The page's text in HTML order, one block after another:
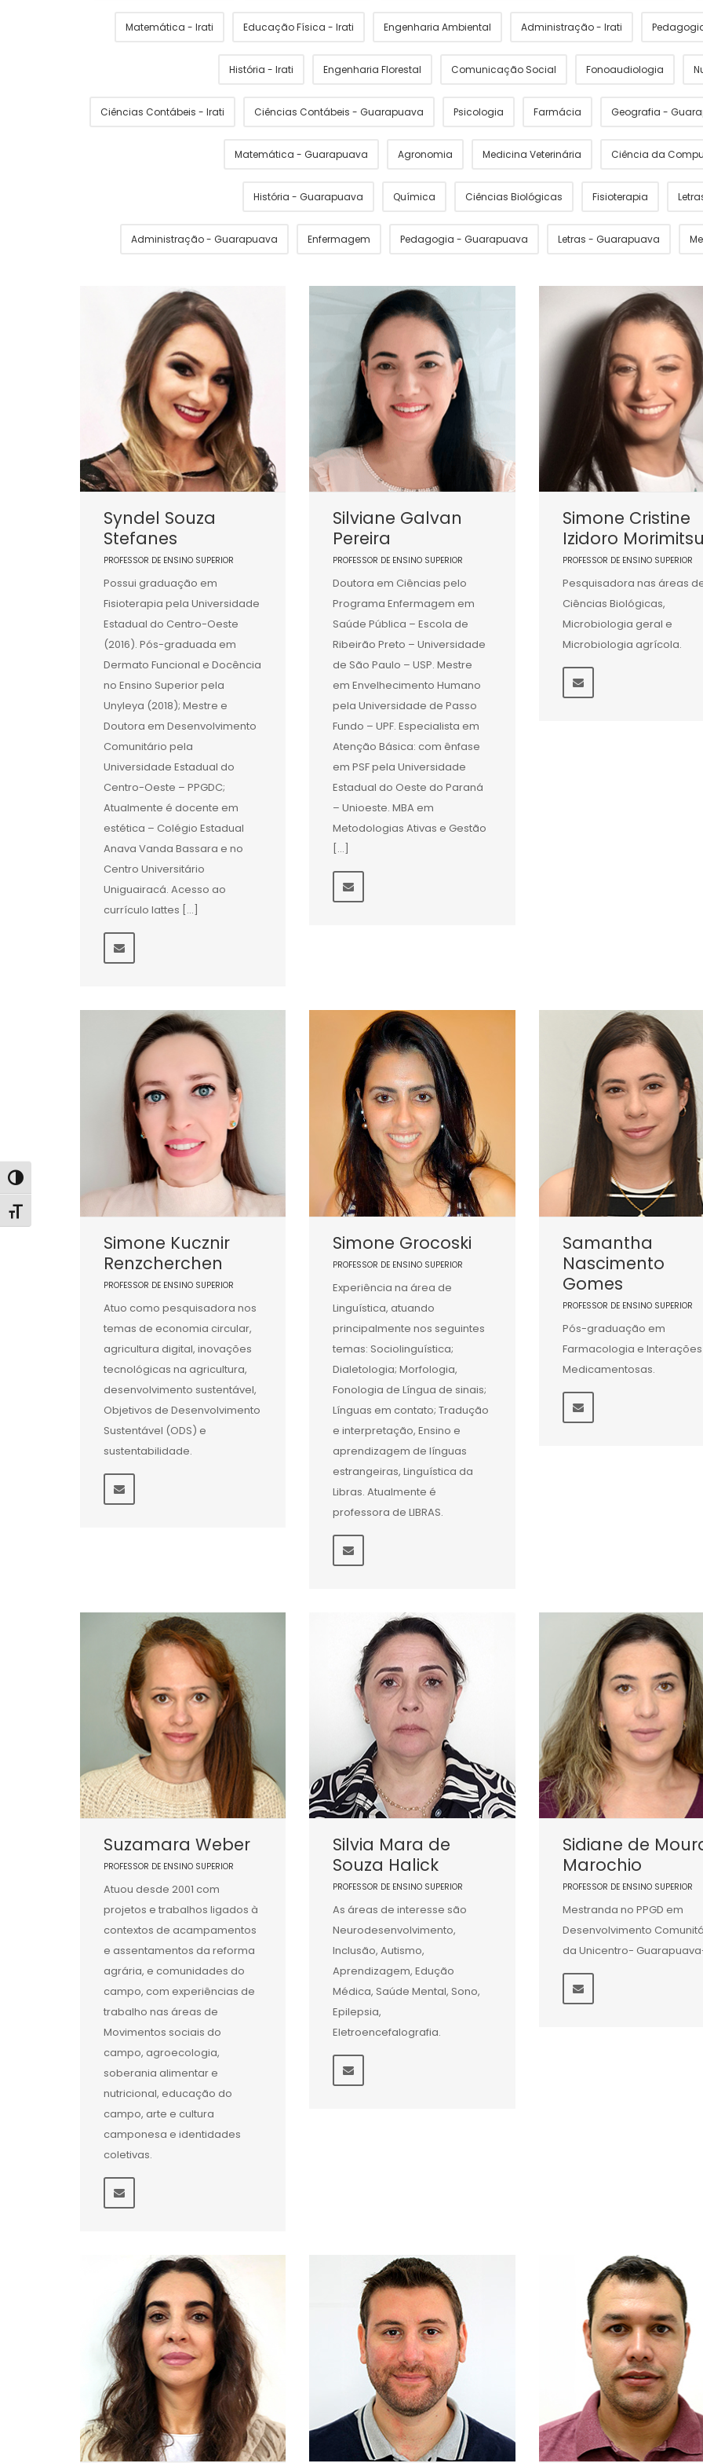
Alternar alto contraste
Alternar tamanho da fonte
Matemática - Irati Educação Física - Irati Engenharia Ambiental Administração - Irati
História - Irati Engenharia Florestal Comunicação Social Fonoaudiologia
Ciências Contábeis - Irati Ciências Contábeis - Guarapuava Psicologia Farmácia Geografia -
Matemática - Guarapuava Agronomia Medicina Veterinária Ciência da
História - Guarapuava Química Ciências Biológicas Fisioterapia
Administração - Guarapuava Enfermagem Pedagogia - Guarapuava Letras - Guarapuava
Syndel Souza
Stefanes
PROFESSOR DE ENSINO SUPERIOR
Possui graduação em
Fisioterapia pela Universidade
Estadual do Centro-Oeste
(2016). Pós-graduada em
Dermato Funcional e Docência
no Ensino Superior pela
Unyleya (2018); Mestre e
Doutora em Desenvolvimento
Comunitário pela
Universidade Estadual do
Centro-Oeste – PPGDC;
Atualmente é docente em
estética – Colégio Estadual
Anava Vanda Bassara e no
Centro Universitário
Uniguairacá. Acesso ao
currículo lattes […]
Silviane Galvan
Pereira
PROFESSOR DE ENSINO SUPERIOR
Doutora em Ciências pelo
Programa Enfermagem em
Saúde Pública – Escola de
Ribeirão Preto – Universidade
de São Paulo – USP. Mestre
em Envelhecimento Humano
pela Universidade de Passo
Fundo – UPF. Especialista em
Atenção Básica: com ênfase
em PSF pela Universidade
Estadual do Oeste do Paraná
– Unioeste. MBA em
Metodologias Ativas e Gestão
[…]
Simone Cristine
Izidoro
PROFESSOR DE ENSINO SUPERIOR
Pesquisadora nas áreas
Ciências Biológicas,
Microbiologia geral e
Microbiologia agrícola.
Simone Kucznir
Renzcherchen
PROFESSOR DE ENSINO SUPERIOR
Atuo como pesquisadora nos
temas de economia circular,
agricultura digital, inovações
tecnológicas na agricultura,
desenvolvimento sustentável,
Objetivos de Desenvolvimento
Sustentável (ODS) e
sustentabilidade.
Simone Grocoski
PROFESSOR DE ENSINO SUPERIOR
Experiência na área de
Linguística, atuando
principalmente nos seguintes
temas: Sociolinguística;
Dialetologia; Morfologia,
Fonologia de Língua de sinais;
Línguas em contato; Tradução
e interpretação, Ensino e
aprendizagem de línguas
estrangeiras, Linguística da
Libras. Atualmente é
professora de LIBRAS.
Samantha
Nascimento
Gomes
PROFESSOR DE ENSINO SUPERIOR
Pós-graduação em
Farmacologia e Interações
Medicamentosas.
Suzamara Weber
PROFESSOR DE ENSINO SUPERIOR
Atuou desde 2001 com
projetos e trabalhos ligados à
contextos de acampamentos
e assentamentos da reforma
agrária, e comunidades do
campo, com experiências de
trabalho nas áreas de
Movimentos sociais do
campo, agroecologia,
soberania alimentar e
nutricional, educação do
campo, arte e cultura
camponesa e identidades
coletivas.
Silvia Mara de
Souza Halick
PROFESSOR DE ENSINO SUPERIOR
As áreas de interesse são
Neurodesenvolvimento,
Inclusão, Autismo,
Aprendizagem, Edução
Médica, Saúde Mental, Sono,
Epilepsia,
Eletroencefalografia.
Sidiane de
Marochio
PROFESSOR DE ENSINO SUPERIOR
Mestranda no PPGD em
Desenvolvimento
da Unicentro-